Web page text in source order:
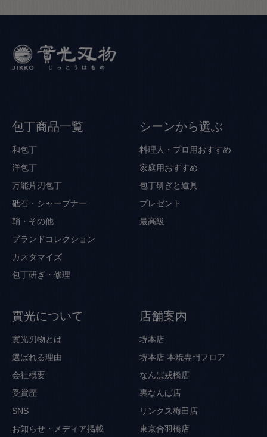
包丁商品一覧
和包丁
洋包丁
万能片刃包丁
砥石・シャープナー
鞘・その他
ブランドコレクション
カスタマイズ
包丁研ぎ・修理
シーンから選ぶ
料理人・プロ用おすすめ
家庭用おすすめ
包丁研ぎと道具
プレゼント
最高級
實光について
實光刃物とは
選ばれる理由
会社概要
受賞歴
SNS
お知らせ・メディア掲載
店舗案内
堺本店
堺本店 本焼専門フロア
なんば戎橋店
裏なんば店
リンクス梅田店
東京合羽橋店